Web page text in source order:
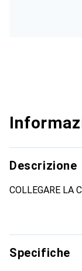
Descrizione
COLLEGARE LA
Specifiche